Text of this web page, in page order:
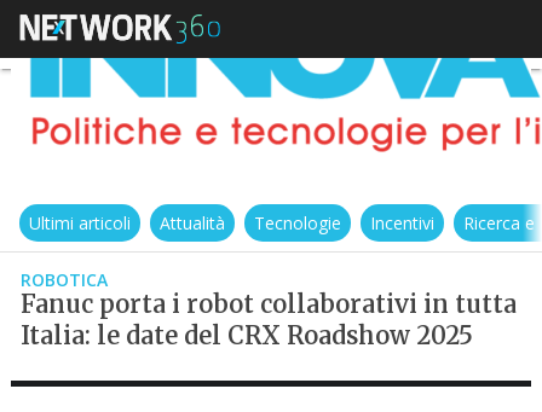
Ultimi articoli Attualità Tecnologie Incentivi Ricerca
ROBOTICA
Fanuc porta i robot collaborativi in tutta
Italia: le date del CRX Roadshow 2025